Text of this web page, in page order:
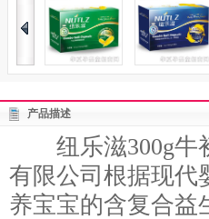
产品描述
纽乐滋300g牛
有限公司根据现代
养宝宝的含复合益